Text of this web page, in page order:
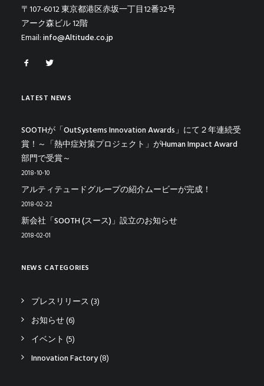
〒107-6012 東京都港区赤坂一丁目12番32号
アーク森ビル 12階
Email:info@Altitude.co.jp
LATEST NEWS
SOOTHが「OutSystems Innovation Awards」にて２年連続受
賞！～「熱中症対策プロジェクト」がHuman Impact Award
部門で受賞～
2018-10-10
アルティテュードグループの紹介ムービーが完成！
2018-02-22
新会社「SOOTH (スース)」設立のお知らせ
2018-02-01
NEWS CATEGORIES
プレスリリース (3)
お知らせ(6)
イベント (5)
Innovation Factory(8)